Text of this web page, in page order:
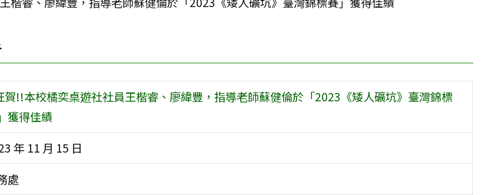
賀!!本校橘奕桌遊社社員王楷睿、廖緯豐，指導老師蘇健倫於「2023《矮人礦坑》臺灣錦標
獲得佳績
年 11 月 15 日
處